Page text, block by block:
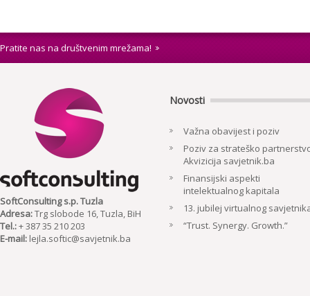
Pratite nas na društvenim mrežama!
SoftConsulting s.p. Tuzla
Adresa:Trg slobode 16, Tuzla, BiH
Tel.:+ 387 35 210 203
E-mail: lejla.softic@savjetnik.ba
Novosti
Važna obavijest i poziv
Poziv za strateško
Akvizicija savjetnik.ba
Finansijski aspekti
intelektualnog kapitala
13. jubilej virtualnog
“Trust. Synergy. Growth.”